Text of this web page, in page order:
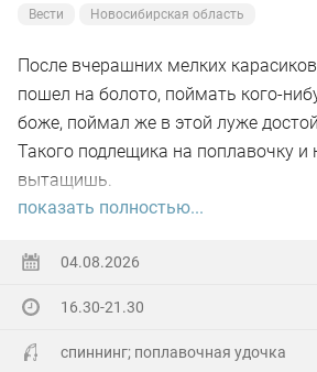
Вести Новосибирская область
После вчерашних мелких
пошел на болото, поймать кого-
боже, поймал же в этой луже
Такого подлещика на поплавочку и
вытащишь.
поймал.
На заказе еще покидал спиннинг.
Отпустил, и пошел домой.
показать полностью...
04.08.2026
16.30-21.30
спиннинг; поплавочная удочка